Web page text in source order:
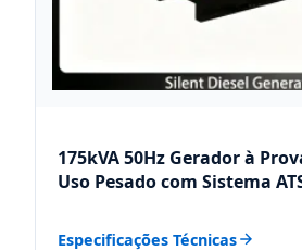
175kVA 50Hz Gerador à
Uso Pesado com Sistema
Especificações Técnicas